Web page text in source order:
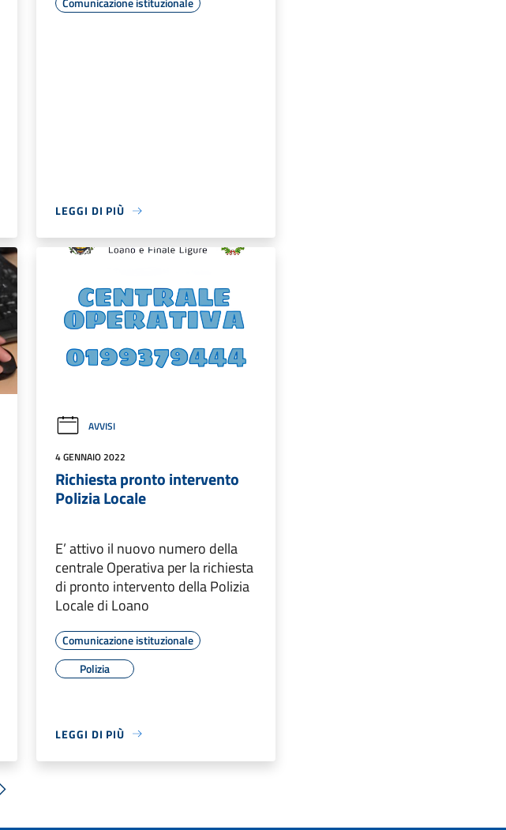
LEGGI DI PIÙ
AVVISI
4 GENNAIO 2022
Richiesta pronto intervento
Polizia Locale
E’ attivo il nuovo numero della
centrale Operativa per la richiesta
di pronto intervento della Polizia
Locale di Loano
Comunicazione istituzionale
Polizia
LEGGI DI PIÙ
Successiva »